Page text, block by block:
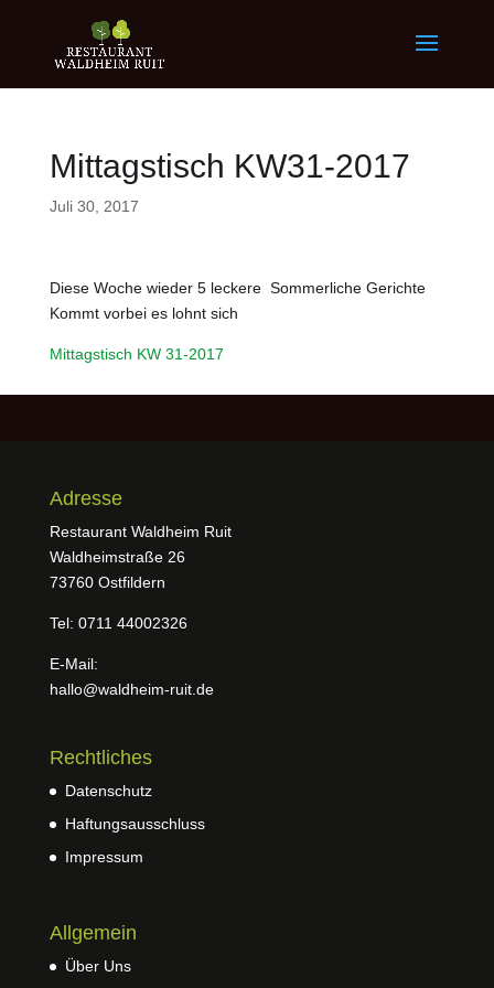
Mittagstisch KW31-2017
Juli 30, 2017
Diese Woche wieder 5 leckere Sommerliche Gerichte
Kommt vorbei es lohnt sich
Mittagstisch KW 31-2017
Adresse
Restaurant Waldheim Ruit
Waldheimstraße 26
73760 Ostfildern
Tel: 0711 44002326
E-Mail:
hallo@waldheim-ruit.de
Rechtliches
Datenschutz
Haftungsausschluss
Impressum
Allgemein
Über Uns